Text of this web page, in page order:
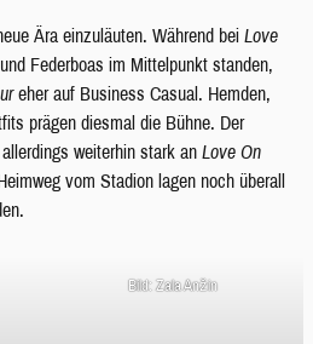
Ära einzuläuten. Während bei Love
Federboas im Mittelpunkt standen,
eher auf Business Casual. Hemden,
prägen diesmal die Bühne. Der
weiterhin stark an Love On
vom Stadion lagen noch überall
Bild: Zala Anžin